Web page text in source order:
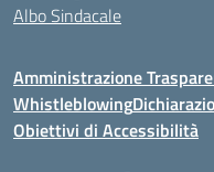
Albo Sindacale
Amministrazione
Whistleblowing
Obiettivi di Accessibilità